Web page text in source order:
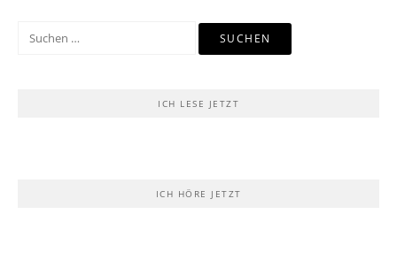
Suchen
ICH LESE JETZT
ICH HÖRE JETZT